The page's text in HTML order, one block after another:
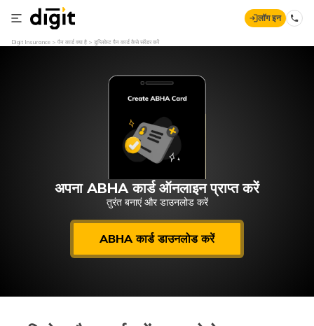
लॉग इन
Digit Insurance पैन कार्ड क्या है डुप्लिकेट पैन कार्ड कैसे सरेंडर करें
अपना ABHA कार्ड ऑनलाइन प्राप्त करें
तुरंत बनाएं और डाउनलोड करें
ABHA कार्ड डाउनलोड करें